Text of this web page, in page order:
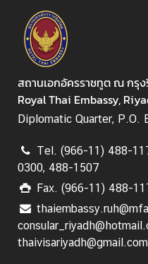
เ
ท
ศ
เ
กี่
ย
กั
บ
ส
ถ
า
น
สถานเอกอัครราชทูต ณ กรุ
Royal Thai Embassy,
Diplomatic Quarter, P.O.
Tel. (966-11) 488-
0300, 488-1507
Fax. (966-11) 488-